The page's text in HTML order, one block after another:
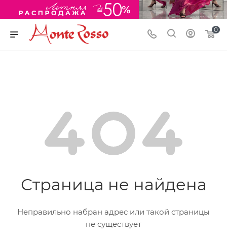
0
Страница не найдена
Неправильно набран адрес или такой страницы
не существует